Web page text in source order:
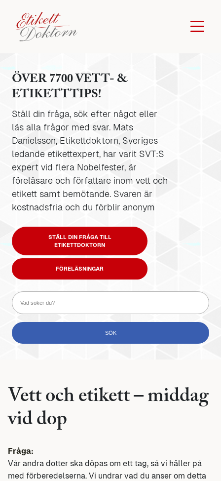
ÖVER 7700 VETT- &
ETIKETTTIPS!
Ställ din fråga, sök efter något eller
läs alla frågor med svar. Mats
Danielsson, Etikettdoktorn, Sveriges
ledande etikettexpert, har varit SVT:S
expert vid flera Nobelfester, är
föreläsare och författare inom vett och
etikett samt bemötande. Svaren är
kostnadsfria och du förblir anonym
STÄLL DIN FRÅGA TILL
ETIKETTDOKTORN
FÖRELÄSNINGAR
Vett och etikett – middag
vid dop
Fråga:
Vår andra dotter ska döpas om ett tag, så vi håller på
med förberedelserna. Vi undrar vad du anser om detta